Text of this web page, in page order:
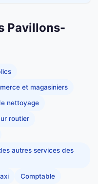
Pavillons-
et magasiniers
nettoyage
routier
autres services des
Comptable